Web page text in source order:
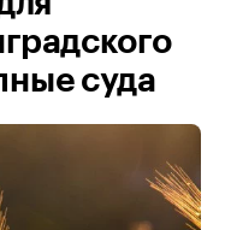
суда